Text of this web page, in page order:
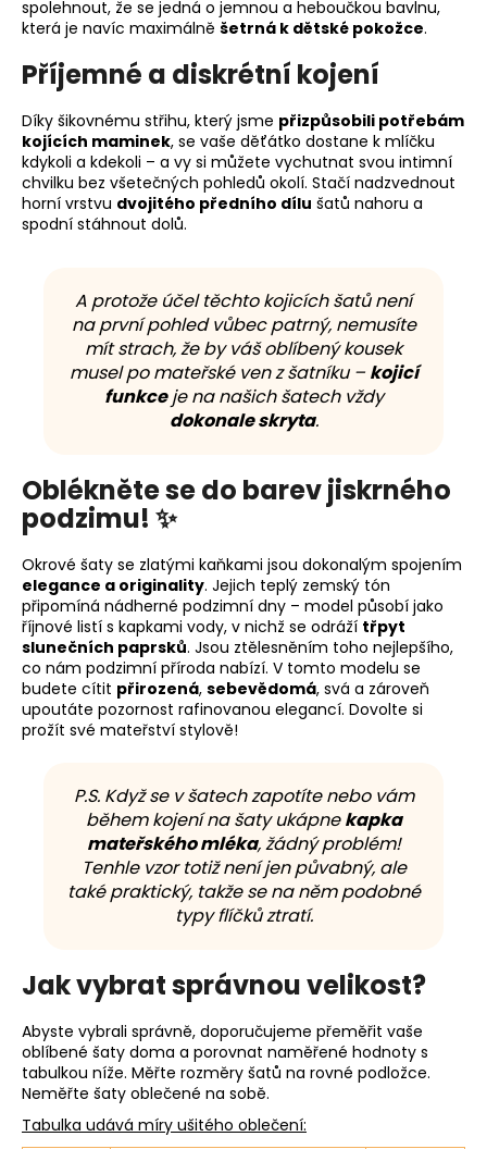
spolehnout, že se jedná o jemnou a heboučkou bavlnu,
která je navíc maximálně šetrná k dětské pokožce.
Příjemné a diskrétní kojení
Díky šikovnému střihu, který jsme přizpůsobili potřebám
kojících maminek, se vaše děťátko dostane k mlíčku
kdykoli a kdekoli – a vy si můžete vychutnat svou intimní
chvilku bez všetečných pohledů okolí. Stačí nadzvednout
horní vrstvu dvojitého předního dílu šatů nahoru a
spodní stáhnout dolů.
A protože účel těchto kojicích šatů není
na první pohled vůbec patrný, nemusíte
mít strach, že by váš oblíbený kousek
musel po mateřské ven z šatníku – kojicí
funkceje na našich šatech vždy
dokonale skryta.
Oblékněte se do barev jiskrného
podzimu! ✨
Okrové šaty se zlatými kaňkami jsou dokonalým spojením
elegance a originality. Jejich teplý zemský tón
připomíná nádherné podzimní dny – model působí jako
říjnové listí s kapkami vody, v nichž se odráží třpyt
slunečních paprsků. Jsou ztělesněním toho nejlepšího,
co nám podzimní příroda nabízí. V tomto modelu se
budete cítit přirozená, sebevědomá, svá a zároveň
upoutáte pozornost rafinovanou elegancí. Dovolte si
prožít své mateřství stylově!
P.S. Když se v šatech zapotíte nebo vám
během kojení na šaty ukápnekapka
mateřského mléka, žádný problém!
Tenhle vzor totiž není jen půvabný, ale
také praktický, takže se na něm podobné
typy flíčků ztratí.
Jak vybrat správnou velikost?
Abyste vybrali správně, doporučujeme přeměřit vaše
oblíbené šaty doma a porovnat naměřené hodnoty s
tabulkou níže. Měřte rozměry šatů na rovné podložce.
Neměřte šaty oblečené na sobě.
Tabulka udává míry ušitého oblečení: